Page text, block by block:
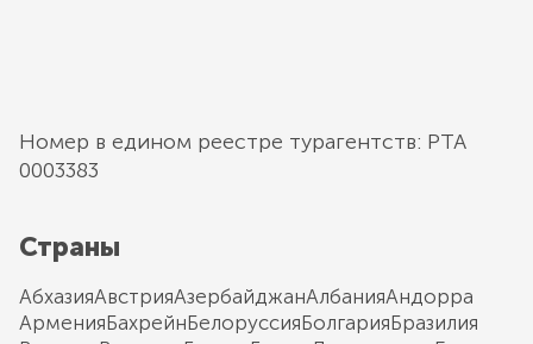
Номер в едином реестре турагентств: РТА
0003383
Страны
АбхазияАвстрияАзербайджанАлбанияАндорра
АрменияБахрейнБелоруссияБолгарияБразилия